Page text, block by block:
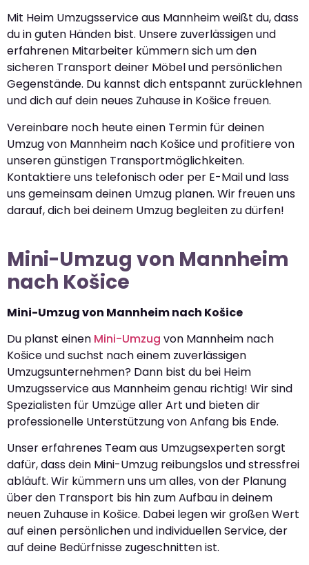
Mit Heim Umzugsservice aus Mannheim weißt du, dass
du in guten Händen bist. Unsere zuverlässigen und
erfahrenen Mitarbeiter kümmern sich um den
sicheren Transport deiner Möbel und persönlichen
Gegenstände. Du kannst dich entspannt zurücklehnen
und dich auf dein neues Zuhause in Košice freuen.
Vereinbare noch heute einen Termin für deinen
Umzug von Mannheim nach Košice und profitiere von
unseren günstigen Transportmöglichkeiten.
Kontaktiere uns telefonisch oder per E-Mail und lass
uns gemeinsam deinen Umzug planen. Wir freuen uns
darauf, dich bei deinem Umzug begleiten zu dürfen!
Mini-Umzug von Mannheim
nach Košice
Mini-Umzug von Mannheim nach Košice
Du planst einen Mini-Umzug von Mannheim nach
Košice und suchst nach einem zuverlässigen
Umzugsunternehmen? Dann bist du bei Heim
Umzugsservice aus Mannheim genau richtig! Wir sind
Spezialisten für Umzüge aller Art und bieten dir
professionelle Unterstützung von Anfang bis Ende.
Unser erfahrenes Team aus Umzugsexperten sorgt
dafür, dass dein Mini-Umzug reibungslos und stressfrei
abläuft. Wir kümmern uns um alles, von der Planung
über den Transport bis hin zum Aufbau in deinem
neuen Zuhause in Košice. Dabei legen wir großen Wert
auf einen persönlichen und individuellen Service, der
auf deine Bedürfnisse zugeschnitten ist.